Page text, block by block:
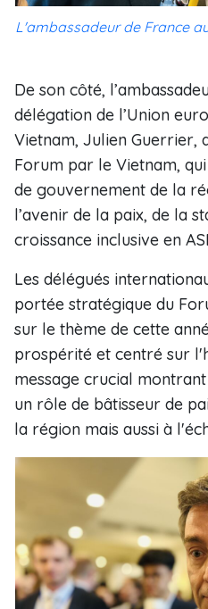
L'ambassadeur de France
De son côté,
délégation de l’Union
Vietnam, Julien Guerrier,
Forum par le Vietnam,
de gouvernement de la
l’avenir de la paix, de la
croissance inclusive en
Les délégués
portée stratégique du
sur le thème de cette
prospérité et centré sur
message crucial
un rôle de bâtisseur de
la région mais aussi à